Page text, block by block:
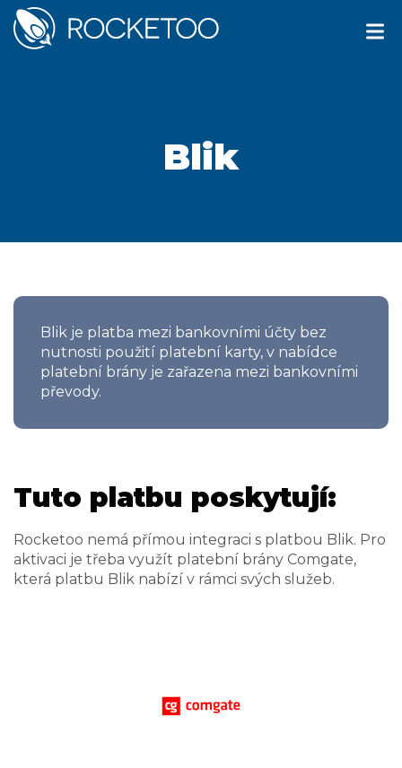
Blik
Blik je platba mezi bankovními účty bez
nutnosti použití platební karty, v nabídce
platební brány je zařazena mezi bankovními
převody.
Tuto platbu poskytují:
Rocketoo nemá přímou integraci s platbou Blik. Pro
aktivaci je třeba využít platební brány Comgate,
která platbu Blik nabízí v rámci svých služeb.